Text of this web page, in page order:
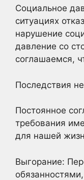
Социальное
ситуациях
нарушение
давление со
соглашаемся,
Последствия
Постоянное
требования
для нашей
Выгорание: